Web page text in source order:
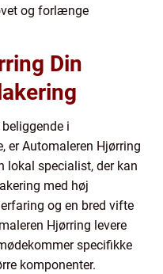
og forlænge
Din
i
er Automaleren Hjørring
lokal specialist, der kan
med høj
og en bred vifte
Hjørring levere
specifikke
komponenter.